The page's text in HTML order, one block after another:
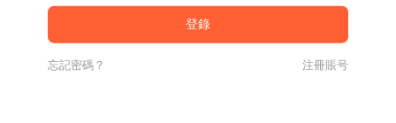
忘記密碼？ 注冊賬号